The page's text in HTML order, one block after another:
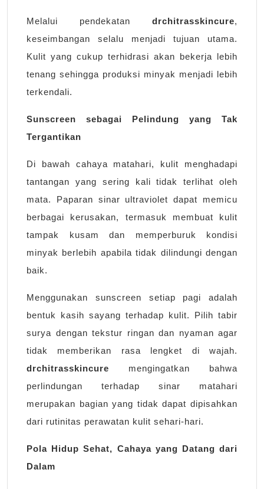
Melalui pendekatan drchitrasskincure,
keseimbangan selalu menjadi tujuan utama.
Kulit yang cukup terhidrasi akan bekerja lebih
tenang sehingga produksi minyak menjadi lebih
terkendali.
Sunscreen sebagai Pelindung yang Tak
Tergantikan
Di bawah cahaya matahari, kulit menghadapi
tantangan yang sering kali tidak terlihat oleh
mata. Paparan sinar ultraviolet dapat memicu
berbagai kerusakan, termasuk membuat kulit
tampak kusam dan memperburuk kondisi
minyak berlebih apabila tidak dilindungi dengan
baik.
Menggunakan sunscreen setiap pagi adalah
bentuk kasih sayang terhadap kulit. Pilih tabir
surya dengan tekstur ringan dan nyaman agar
tidak memberikan rasa lengket di wajah.
drchitrasskincure mengingatkan bahwa
perlindungan terhadap sinar matahari
merupakan bagian yang tidak dapat dipisahkan
dari rutinitas perawatan kulit sehari-hari.
Pola Hidup Sehat, Cahaya yang Datang dari
Dalam